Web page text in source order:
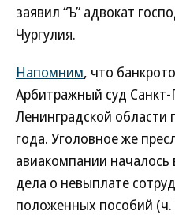
заявил “Ъ” адвокат
Чургулия.
Напомним, что
Арбитражный суд Санкт-
Ленинградской области
года. Уголовное же
авиакомпании началось
дела о невыплате
положенных пособий (ч.